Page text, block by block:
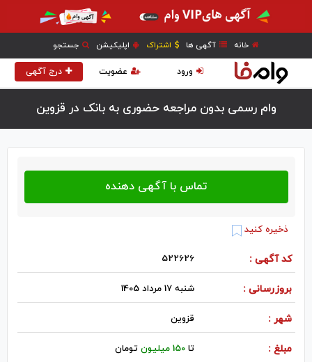
خانه آگهی ها اشتراک اپلیکیشن جستجو
درج آگهی عضویت ورود
وام رسمی بدون مراجعه حضوری به بانک در قزوين
ذخیره کنید
کد آگهی : 522626
بروزرسانی : شنبه 17 مرداد 1405
شهر : قزوين
مبلغ : تا150 میلیون تومان